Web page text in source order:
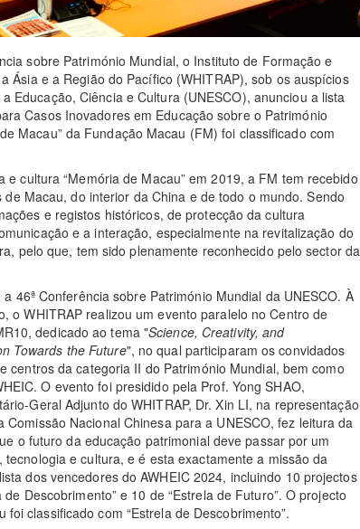
sobre Património Mundial, o Instituto de Formação e
Ásia e a Região do Pacífico (WHITRAP), sob os auspícios
Educação, Ciência e Cultura (UNESCO), anunciou a lista
Casos Inovadores em Educação sobre o Património
Macau” da Fundação Macau (FM) foi classificado com
cultura “Memória de Macau” em 2019, a FM tem recebido
Macau, do interior da China e de todo o mundo. Sendo
e registos históricos, de protecção da cultura
e a interação, especialmente na revitalização do
pelo que, tem sido plenamente reconhecido pelo sector da
46ª Conferência sobre Património Mundial da UNESCO. À
o WHITRAP realizou um evento paralelo no Centro de
dedicado ao tema "Science, Creativity, and
Towards the Future", no qual participaram os convidados
centros da categoria II do Património Mundial, bem como
O evento foi presidido pela Prof. Yong SHAO,
Geral Adjunto do WHITRAP, Dr. Xin LI, na representação
Nacional Chinesa para a UNESCO, fez leitura da
o futuro da educação patrimonial deve passar por um
e cultura, e é esta exactamente a missão da
dos vencedores do AWHEIC 2024, incluindo 10 projectos
Descobrimento” e 10 de “Estrela de Futuro”. O projecto
classificado com “Estrela de Descobrimento”.